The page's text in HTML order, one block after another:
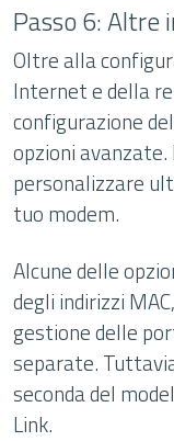
Passo 6: Altre
Oltre alla
Internet e della
configurazione
opzioni
personalizzare
tuo modem.
Alcune delle
degli indirizzi
gestione delle
separate.
seconda del
Link.